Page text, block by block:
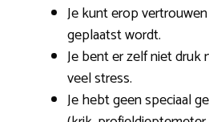
Je kunt erop
geplaatst wordt.
Je bent er zelf niet
veel stress.
Je hebt geen speciaal